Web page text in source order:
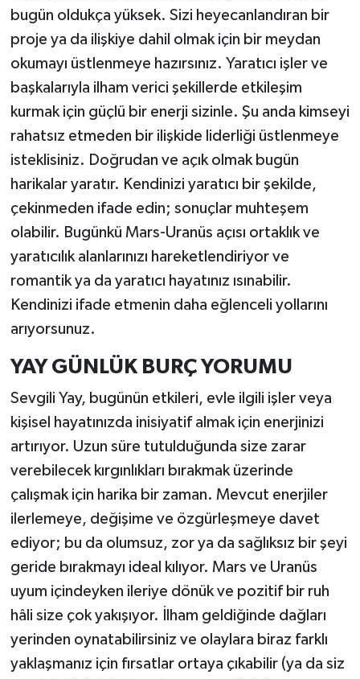
bugün oldukça yüksek. Sizi heyecanlandıran bir
proje ya da ilişkiye dahil olmak için bir meydan
okumayı üstlenmeye hazırsınız. Yaratıcı işler ve
başkalarıyla ilham verici şekillerde etkileşim
kurmak için güçlü bir enerji sizinle. Şu anda kimseyi
rahatsız etmeden bir ilişkide liderliği üstlenmeye
isteklisiniz. Doğrudan ve açık olmak bugün
harikalar yaratır. Kendinizi yaratıcı bir şekilde,
çekinmeden ifade edin; sonuçlar muhteşem
olabilir. Bugünkü Mars-Uranüs açısı ortaklık ve
yaratıcılık alanlarınızı hareketlendiriyor ve
romantik ya da yaratıcı hayatınız ısınabilir.
Kendinizi ifade etmenin daha eğlenceli yollarını
arıyorsunuz.
YAY GÜNLÜK BURÇ YORUMU
Sevgili Yay, bugünün etkileri, evle ilgili işler veya
kişisel hayatınızda inisiyatif almak için enerjinizi
artırıyor. Uzun süre tutulduğunda size zarar
verebilecek kırgınlıkları bırakmak üzerinde
çalışmak için harika bir zaman. Mevcut enerjiler
ilerlemeye, değişime ve özgürleşmeye davet
ediyor; bu da olumsuz, zor ya da sağlıksız bir şeyi
geride bırakmayı ideal kılıyor. Mars ve Uranüs
uyum içindeyken ileriye dönük ve pozitif bir ruh
hâli size çok yakışıyor. İlham geldiğinde dağları
yerinden oynatabilirsiniz ve olaylara biraz farklı
yaklaşmanız için fırsatlar ortaya çıkabilir (ya da siz